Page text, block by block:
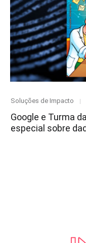
Category
Soluções de Impacto
Google e Turma
especial sobre